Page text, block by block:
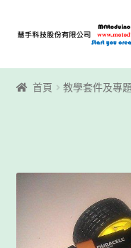
覽
容
首頁
首頁 教學套件及專